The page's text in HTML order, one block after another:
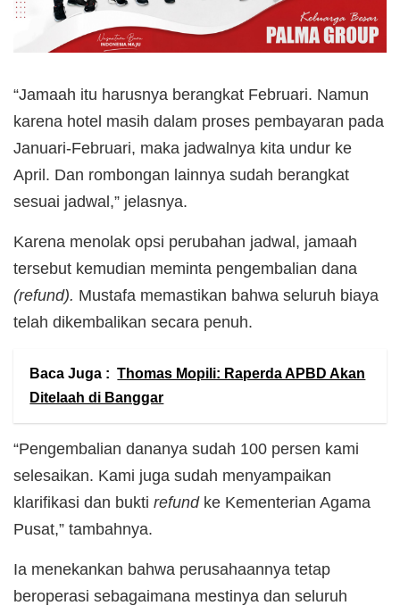
“Jamaah itu harusnya berangkat Februari. Namun
karena hotel masih dalam proses pembayaran pada
Januari-Februari, maka jadwalnya kita undur ke
April. Dan rombongan lainnya sudah berangkat
sesuai jadwal,” jelasnya.
Karena menolak opsi perubahan jadwal, jamaah
tersebut kemudian meminta pengembalian dana
(refund). Mustafa memastikan bahwa seluruh biaya
telah dikembalikan secara penuh.
Baca Juga : Thomas Mopili: Raperda APBD Akan
Ditelaah di Banggar
“Pengembalian dananya sudah 100 persen kami
selesaikan. Kami juga sudah menyampaikan
klarifikasi dan bukti refundke Kementerian Agama
Pusat,” tambahnya.
Ia menekankan bahwa perusahaannya tetap
beroperasi sebagaimana mestinya dan seluruh